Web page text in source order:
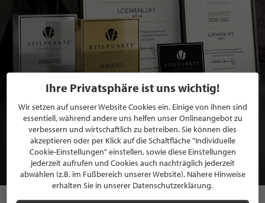
BEWERBEN SIE SICH FÜR EINE GRATIS
MITGLIEDSCHAFT BEI STILPUNKTE®
JETZT GRATIS BEWERBEN
Ihre Privatsphäre ist uns wichtig!
Wir setzen auf unserer Website Cookies ein. Einige von ihnen sind
essentiell, während andere uns helfen unser Onlineangebot zu
verbessern und wirtschaftlich zu betreiben. Sie können dies
akzeptieren oder per Klick auf die Schaltfläche "Individuelle
Cookie-Einstellungen" einstellen, sowie diese Einstellungen
jederzeit aufrufen und Cookies auch nachträglich jederzeit
abwählen (z.B. im Fußbereich unserer Website). Nähere Hinweise
erhalten Sie in unserer Datenschutzerklärung.